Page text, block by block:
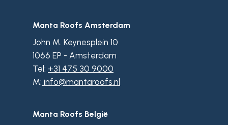
Manta Roofs Amsterdam
John M. Keynesplein 10
1066 EP - Amsterdam
Tel: +31 475 30 9000
M: info@mantaroofs.nl
Manta Roofs België